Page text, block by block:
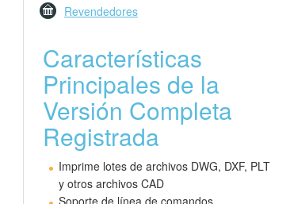
Revendedores
Características
Principales de la
Versión Completa
Registrada
Imprime lotes de archivos DWG, DXF, PLT
y otros archivos CAD
Soporte de línea de comandos